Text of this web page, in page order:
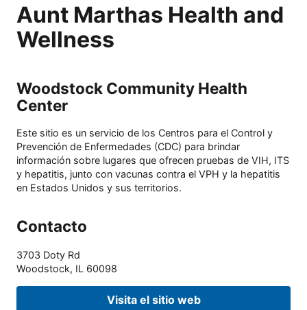
Aunt Marthas Health and
Wellness
Woodstock Community Health
Center
Este sitio es un servicio de los Centros para el Control y
Prevención de Enfermedades (CDC) para brindar
información sobre lugares que ofrecen pruebas de VIH, ITS
y hepatitis, junto con vacunas contra el VPH y la hepatitis
en Estados Unidos y sus territorios.
Contacto
3703 Doty Rd
Woodstock, IL 60098
Visita el sitio web